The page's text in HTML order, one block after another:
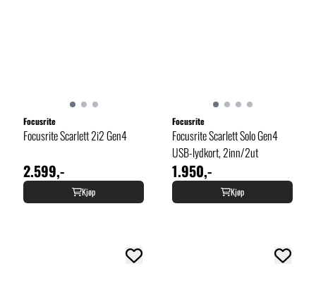
Focusrite
Focusrite Scarlett 2i2 Gen4
2.599,-
Kjøp
Focusrite
Focusrite Scarlett Solo Gen4
USB-lydkort, 2inn/2ut
1.950,-
Kjøp